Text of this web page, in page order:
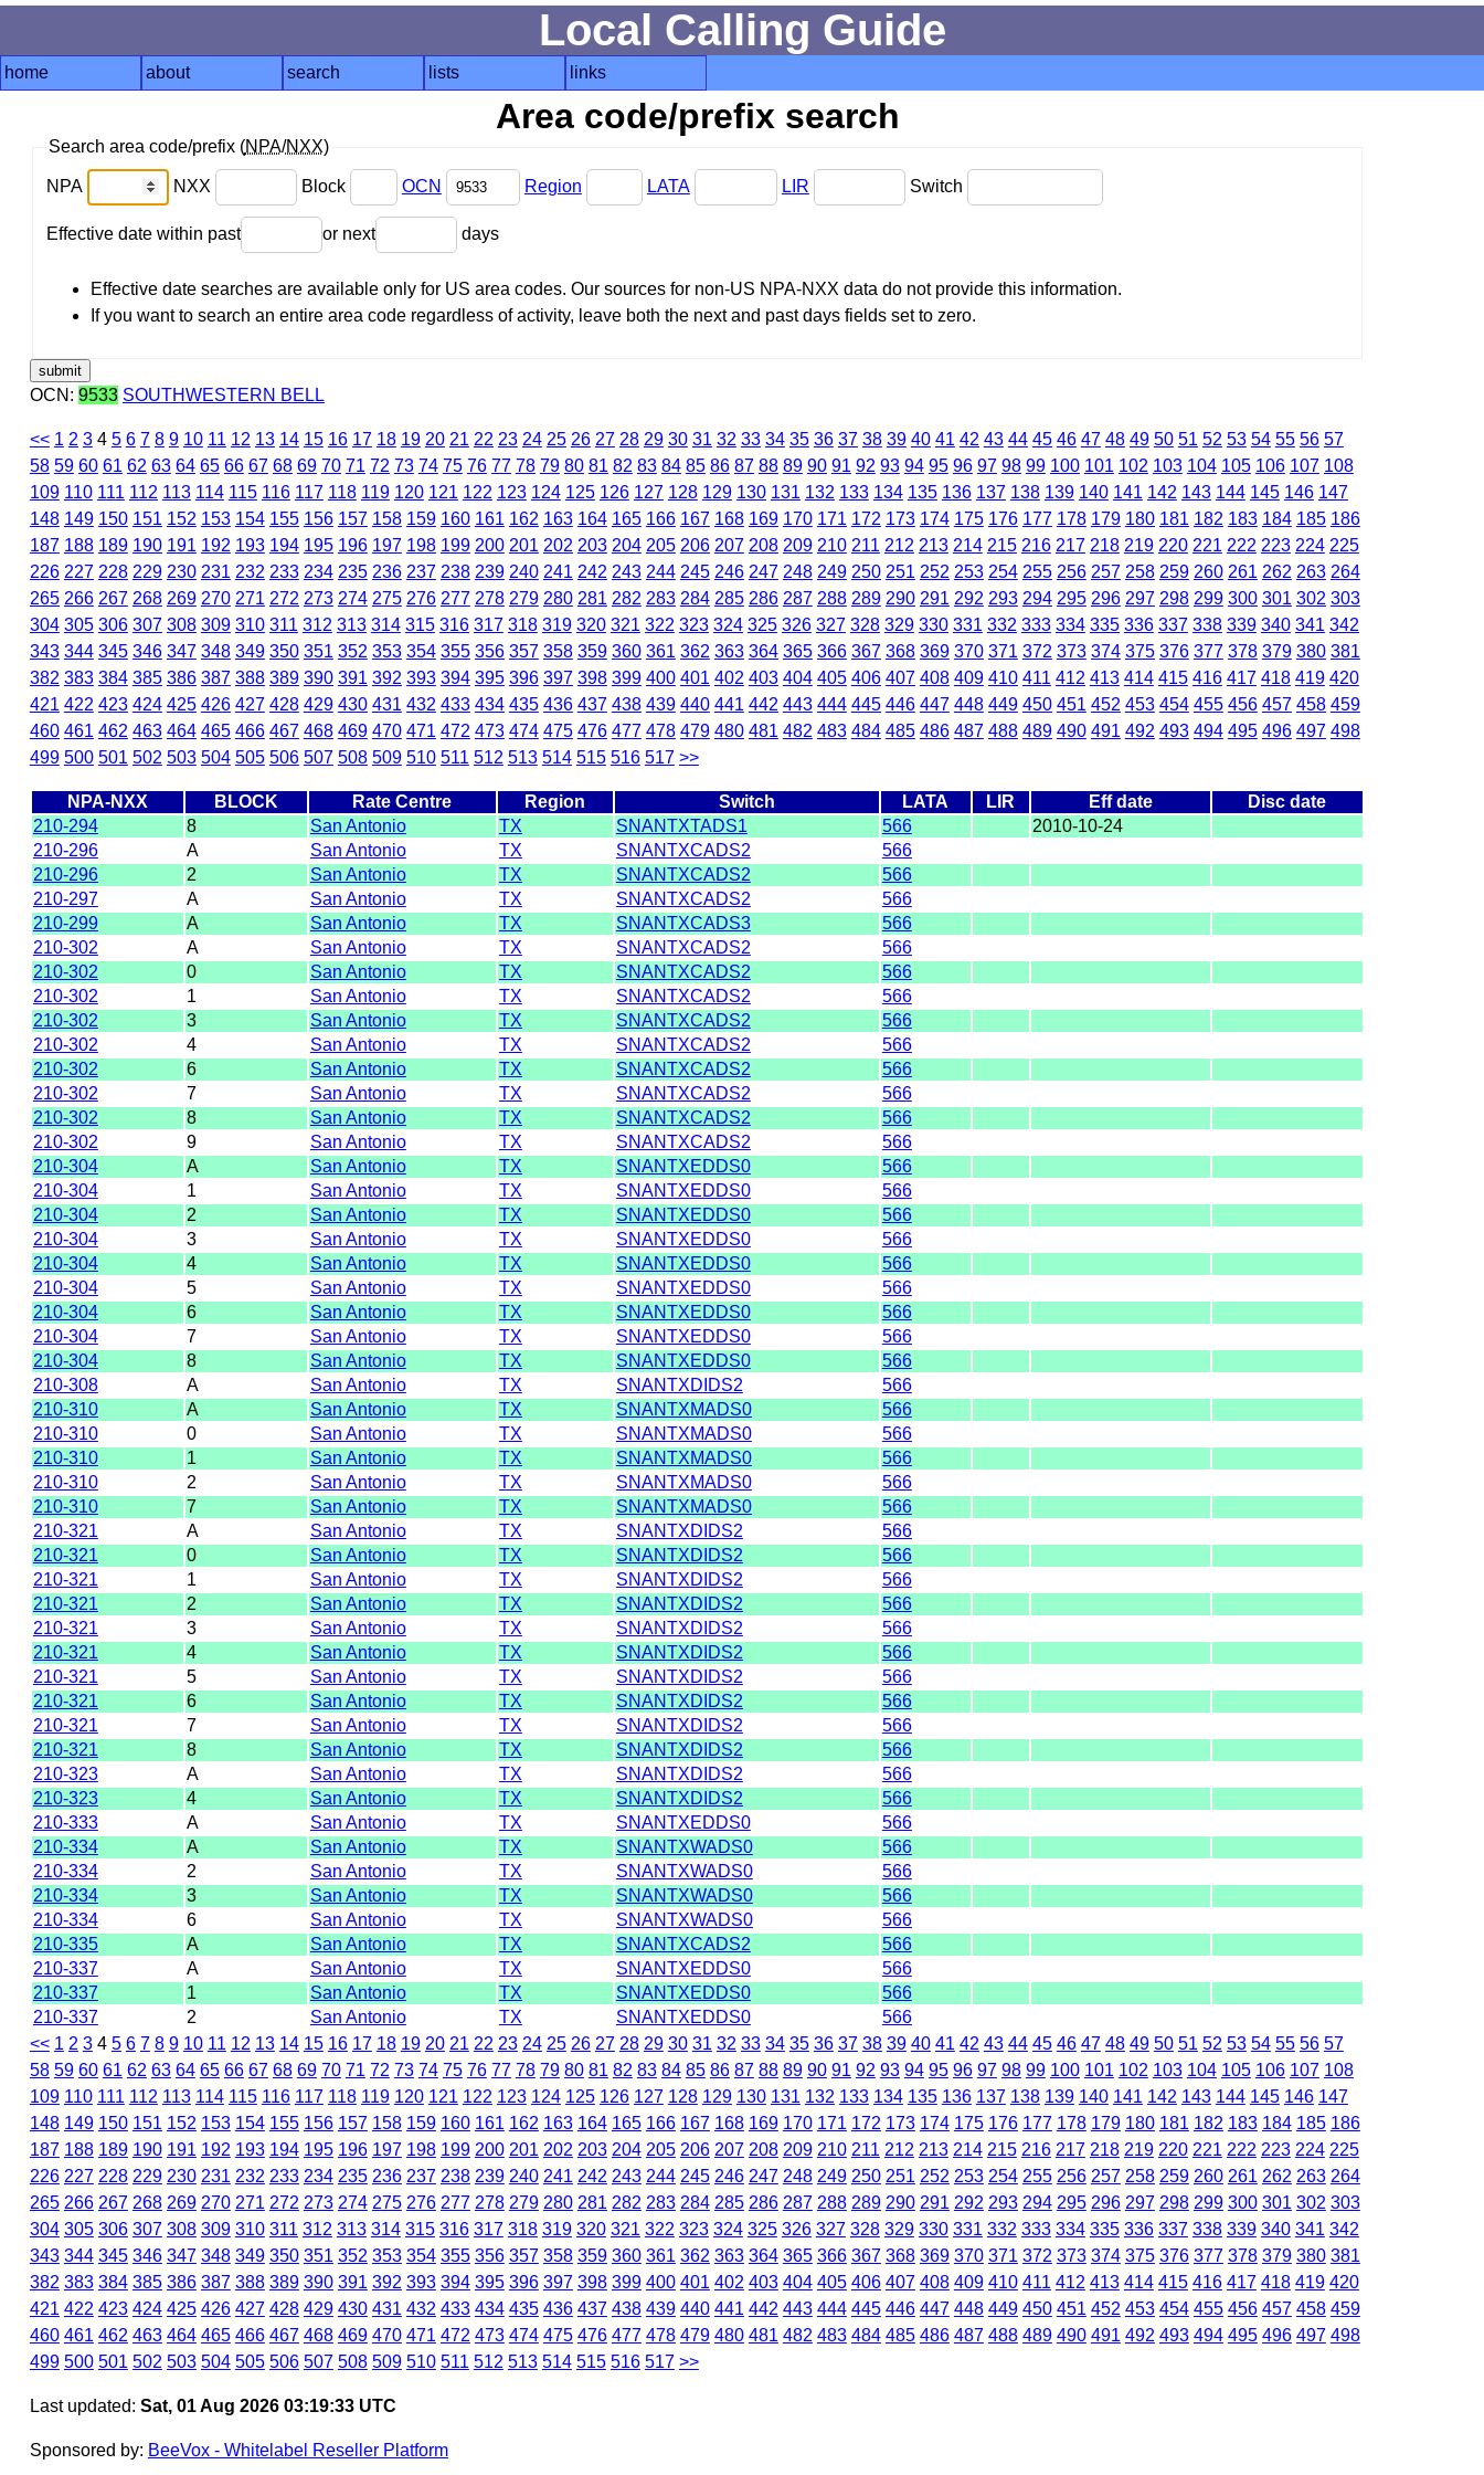
Local Calling Guide
home about search lists links
Area code/prefix search
Search area code/prefix (NPA/NXX)
NPA NXX Block OCN Region LATA LIR Switch
Effective date within past or next days
Effective date searches are available only for US area codes. Our sources for non-US NPA-NXX data do not provide this information.
If you want to search an entire area code regardless of activity, leave both the next and past days fields set to zero.
OCN: 9533 SOUTHWESTERN BELL
<< 1 2 3 4 5 6 7 8 9 10 11 12 13 14 15 16 17 18 19 20 21 22 23 24 25 26 27 28 29 30 31 32 33 34 35 36 37 38 39 40 41 42 43 44 45 46 47 48 49 50 51 52 53 54 55 56 57
58 59 60 61 62 63 64 65 66 67 68 69 70 71 72 73 74 75 76 77 78 79 80 81 82 83 84 85 86 87 88 89 90 91 92 93 94 95 96 97 98 99 100 101 102 103 104 105 106 107 108
109 110 111 112 113 114 115 116 117 118 119 120 121 122 123 124 125 126 127 128 129 130 131 132 133 134 135 136 137 138 139 140 141 142 143 144 145 146 147
148 149 150 151 152 153 154 155 156 157 158 159 160 161 162 163 164 165 166 167 168 169 170 171 172 173 174 175 176 177 178 179 180 181 182 183 184 185 186
187 188 189 190 191 192 193 194 195 196 197 198 199 200 201 202 203 204 205 206 207 208 209 210 211 212 213 214 215 216 217 218 219 220 221 222 223 224 225
226 227 228 229 230 231 232 233 234 235 236 237 238 239 240 241 242 243 244 245 246 247 248 249 250 251 252 253 254 255 256 257 258 259 260 261 262 263 264
265 266 267 268 269 270 271 272 273 274 275 276 277 278 279 280 281 282 283 284 285 286 287 288 289 290 291 292 293 294 295 296 297 298 299 300 301 302 303
304 305 306 307 308 309 310 311 312 313 314 315 316 317 318 319 320 321 322 323 324 325 326 327 328 329 330 331 332 333 334 335 336 337 338 339 340 341 342
343 344 345 346 347 348 349 350 351 352 353 354 355 356 357 358 359 360 361 362 363 364 365 366 367 368 369 370 371 372 373 374 375 376 377 378 379 380 381
382 383 384 385 386 387 388 389 390 391 392 393 394 395 396 397 398 399 400 401 402 403 404 405 406 407 408 409 410 411 412 413 414 415 416 417 418 419 420
421 422 423 424 425 426 427 428 429 430 431 432 433 434 435 436 437 438 439 440 441 442 443 444 445 446 447 448 449 450 451 452 453 454 455 456 457 458 459
460 461 462 463 464 465 466 467 468 469 470 471 472 473 474 475 476 477 478 479 480 481 482 483 484 485 486 487 488 489 490 491 492 493 494 495 496 497 498
499 500 501 502 503 504 505 506 507 508 509 510 511 512 513 514 515 516 517 >>
NPA-NXX BLOCK Rate Centre Region Switch LATA LIR Eff date
Disc date
210-294
8 San Antonio TX SNANTXTADS1 566
2010-10-24
210-296
A San Antonio TX SNANTXCADS2
566
210-296
2 San Antonio TX SNANTXCADS2
566
210-297
A San Antonio TX SNANTXCADS2
566
210-299
A San Antonio TX SNANTXCADS3
566
210-302
A San Antonio TX SNANTXCADS2
566
210-302
0 San Antonio TX SNANTXCADS2
566
210-302
1 San Antonio TX SNANTXCADS2
566
210-302
3 San Antonio TX SNANTXCADS2
566
210-302
4 San Antonio TX SNANTXCADS2
566
210-302
6 San Antonio TX SNANTXCADS2
566
210-302
7 San Antonio TX SNANTXCADS2
566
210-302
8 San Antonio TX SNANTXCADS2
566
210-302
9 San Antonio TX SNANTXCADS2
566
210-304
A San Antonio TX SNANTXEDDS0
566
210-304
1 San Antonio TX SNANTXEDDS0
566
210-304
2 San Antonio TX SNANTXEDDS0
566
210-304
3 San Antonio TX SNANTXEDDS0
566
210-304
4 San Antonio TX SNANTXEDDS0
566
210-304
5 San Antonio TX SNANTXEDDS0
566
210-304
6 San Antonio TX SNANTXEDDS0
566
210-304
7 San Antonio TX SNANTXEDDS0
566
210-304
8 San Antonio TX SNANTXEDDS0
566
210-308
A San Antonio TX SNANTXDIDS2
566
210-310
A San Antonio TX SNANTXMADS0
566
210-310
0 San Antonio TX SNANTXMADS0
566
210-310
1 San Antonio TX SNANTXMADS0
566
210-310
2 San Antonio TX SNANTXMADS0
566
210-310
7 San Antonio TX SNANTXMADS0
566
210-321
A San Antonio TX SNANTXDIDS2
566
210-321
0 San Antonio TX SNANTXDIDS2
566
210-321
1 San Antonio TX SNANTXDIDS2
566
210-321
2 San Antonio TX SNANTXDIDS2
566
210-321
3 San Antonio TX SNANTXDIDS2
566
210-321
4 San Antonio TX SNANTXDIDS2
566
210-321
5 San Antonio TX SNANTXDIDS2
566
210-321
6 San Antonio TX SNANTXDIDS2
566
210-321
7 San Antonio TX SNANTXDIDS2
566
210-321
8 San Antonio TX SNANTXDIDS2
566
210-323
A San Antonio TX SNANTXDIDS2
566
210-323
4 San Antonio TX SNANTXDIDS2
566
210-333
A San Antonio TX SNANTXEDDS0
566
210-334
A San Antonio TX SNANTXWADS0
566
210-334
2 San Antonio TX SNANTXWADS0
566
210-334
3 San Antonio TX SNANTXWADS0
566
210-334
6 San Antonio TX SNANTXWADS0
566
210-335
A San Antonio TX SNANTXCADS2
566
210-337
A San Antonio TX SNANTXEDDS0
566
210-337
1 San Antonio TX SNANTXEDDS0
566
210-337
2 San Antonio TX SNANTXEDDS0
566
<< 1 2 3 4 5 6 7 8 9 10 11 12 13 14 15 16 17 18 19 20 21 22 23 24 25 26 27 28 29 30 31 32 33 34 35 36 37 38 39 40 41 42 43 44 45 46 47 48 49 50 51 52 53 54 55 56 57
58 59 60 61 62 63 64 65 66 67 68 69 70 71 72 73 74 75 76 77 78 79 80 81 82 83 84 85 86 87 88 89 90 91 92 93 94 95 96 97 98 99 100 101 102 103 104 105 106 107 108
109 110 111 112 113 114 115 116 117 118 119 120 121 122 123 124 125 126 127 128 129 130 131 132 133 134 135 136 137 138 139 140 141 142 143 144 145 146 147
148 149 150 151 152 153 154 155 156 157 158 159 160 161 162 163 164 165 166 167 168 169 170 171 172 173 174 175 176 177 178 179 180 181 182 183 184 185 186
187 188 189 190 191 192 193 194 195 196 197 198 199 200 201 202 203 204 205 206 207 208 209 210 211 212 213 214 215 216 217 218 219 220 221 222 223 224 225
226 227 228 229 230 231 232 233 234 235 236 237 238 239 240 241 242 243 244 245 246 247 248 249 250 251 252 253 254 255 256 257 258 259 260 261 262 263 264
265 266 267 268 269 270 271 272 273 274 275 276 277 278 279 280 281 282 283 284 285 286 287 288 289 290 291 292 293 294 295 296 297 298 299 300 301 302 303
304 305 306 307 308 309 310 311 312 313 314 315 316 317 318 319 320 321 322 323 324 325 326 327 328 329 330 331 332 333 334 335 336 337 338 339 340 341 342
343 344 345 346 347 348 349 350 351 352 353 354 355 356 357 358 359 360 361 362 363 364 365 366 367 368 369 370 371 372 373 374 375 376 377 378 379 380 381
382 383 384 385 386 387 388 389 390 391 392 393 394 395 396 397 398 399 400 401 402 403 404 405 406 407 408 409 410 411 412 413 414 415 416 417 418 419 420
421 422 423 424 425 426 427 428 429 430 431 432 433 434 435 436 437 438 439 440 441 442 443 444 445 446 447 448 449 450 451 452 453 454 455 456 457 458 459
460 461 462 463 464 465 466 467 468 469 470 471 472 473 474 475 476 477 478 479 480 481 482 483 484 485 486 487 488 489 490 491 492 493 494 495 496 497 498
499 500 501 502 503 504 505 506 507 508 509 510 511 512 513 514 515 516 517 >>
Last updated: Sat, 01 Aug 2026 03:19:33 UTC
Sponsored by: BeeVox - Whitelabel Reseller Platform